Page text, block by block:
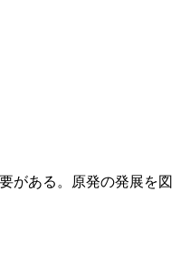
がある。原発の発展を図